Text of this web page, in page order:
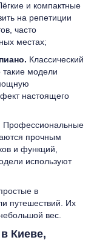
и компактные
на репетиции
часто
местах;
Классический
модели
настоящего
Профессиональные
прочным
и функций,
используют
в
путешествий. Их
вес.
Киеве,